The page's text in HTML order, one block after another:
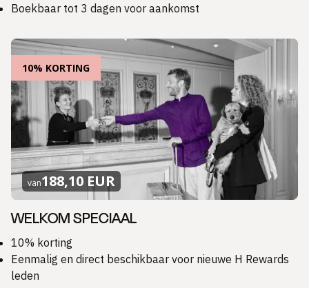
Boekbaar tot 3 dagen voor aankomst
10% KORTING
van188,10 EUR
WELKOM SPECIAAL
10% korting
Eenmalig en direct beschikbaar voor nieuwe H Rewards
leden